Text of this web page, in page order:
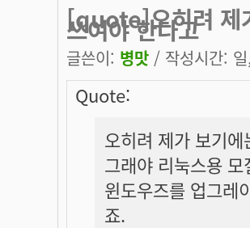
[quote]오히려 제
쓰여야 한다고
글쓴이: 병맛 / 작성시간:
Quote:
오히려 제가 보기
그래야 리눅스용
윈도우즈를 업그레
죠.